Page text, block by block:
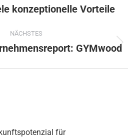
Vorheriger
konzeptionelle Vorteile
NÄCHSTES
Nächster
GYMwood
für